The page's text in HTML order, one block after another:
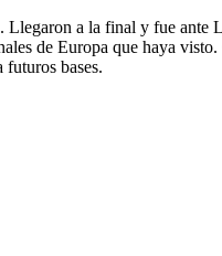
a la final y fue ante
de Europa que haya
futuros bases.